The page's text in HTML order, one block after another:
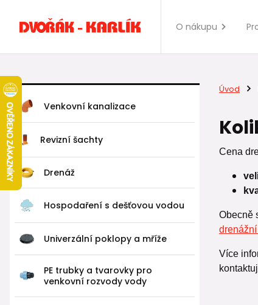
O nákupu
Venkovní kanalizace
Revizní šachty
Drenáž
Hospodaření s dešťovou vodou
Univerzální poklopy a mříže
PE trubky a tvarovky pro
venkovní rozvody vody
Úvod
Cena
Obecně
Více